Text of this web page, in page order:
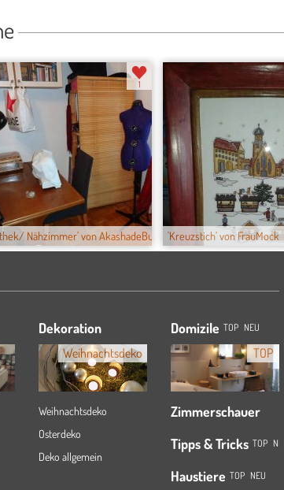
Nähzimmer' von AkashadeBu...
1
'Kreuzstich' von FrauMock
Dekoration
Weihnachtsdeko
Weihnachtsdeko
Osterdeko
Deko allgemein
Domizile TOP NEU
TOP
Zimmerschauer
Tipps & Tricks TOP NEU
Haustiere TOP NEU